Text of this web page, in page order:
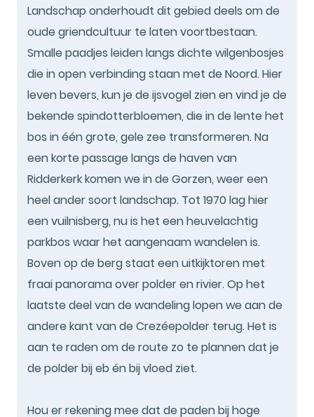
Landschap onderhoudt dit gebied deels om de
oude griendcultuur te laten voortbestaan.
Smalle paadjes leiden langs dichte wilgenbosjes
die in open verbinding staan met de Noord. Hier
leven bevers, kun je de ijsvogel zien en vind je de
bekende spindotterbloemen, die in de lente het
bos in één grote, gele zee transformeren. Na
een korte passage langs de haven van
Ridderkerk komen we in de Gorzen, weer een
heel ander soort landschap. Tot 1970 lag hier
een vuilnisberg, nu is het een heuvelachtig
parkbos waar het aangenaam wandelen is.
Boven op de berg staat een uitkijktoren met
fraai panorama over polder en rivier. Op het
laatste deel van de wandeling lopen we aan de
andere kant van de Crezéepolder terug. Het is
aan te raden om de route zo te plannen dat je
de polder bij eb én bij vloed ziet.
Hou er rekening mee dat de paden bij hoge